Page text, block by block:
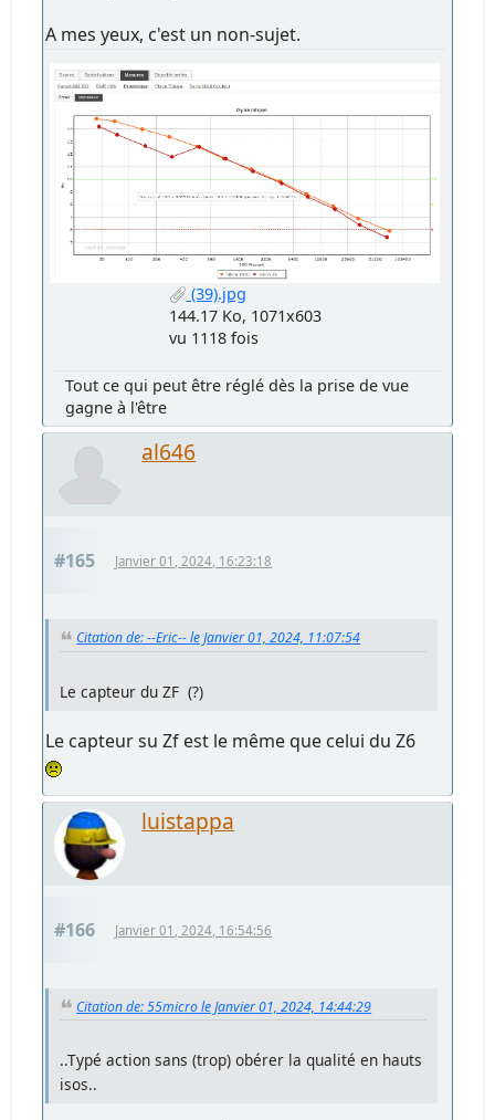
A mes yeux, c'est un non-sujet.
(39).jpg
144.17 Ko, 1071x603
vu 1118 fois
Tout ce qui peut être réglé dès la prise de vue
gagne à l'être
al646
#165 Janvier 01, 2024, 16:23:18
Citation de: --Eric-- le Janvier 01, 2024, 11:07:54
Le capteur du ZF (?)
Le capteur su Zf est le même que celui du Z6
luistappa
#166 Janvier 01, 2024, 16:54:56
Citation de: 55micro le Janvier 01, 2024, 14:44:29
..Typé action sans (trop) obérer la qualité en hauts
isos..